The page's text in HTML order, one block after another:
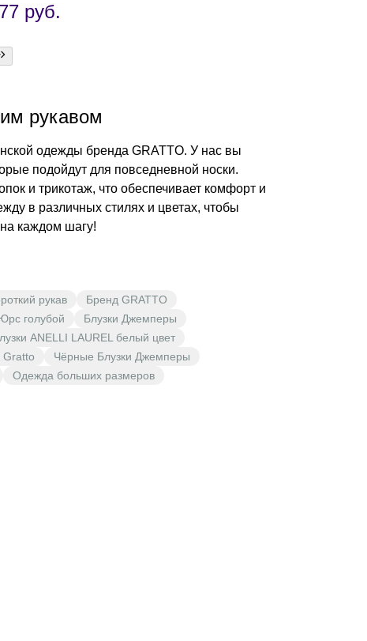
руб.
рукавом
одежды бренда GRATTO. У нас вы
подойдут для повседневной носки.
и трикотаж, что обеспечивает комфорт и
в различных стилях и цветах, чтобы
каждом шагу!
рукав
Бренд GRATTO
голубой
Блузки Джемперы
ANELLI LAUREL белый цвет
Gratto
Чёрные Блузки Джемперы
Одежда больших размеров